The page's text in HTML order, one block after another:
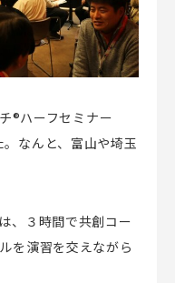
®︎ハーフセミナー
。なんと、富山や埼玉
、３時間で共創コー
を演習を交えながら